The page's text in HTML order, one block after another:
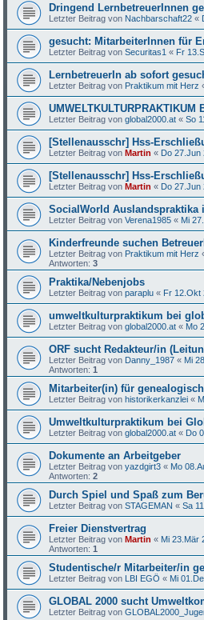
Dringend LernbetreuerInnen
Letzter Beitrag von Nachbarschaft22 «
gesucht: MitarbeiterInnen für
Letzter Beitrag vonSecuritas1 « Fr
LernbetreuerIn ab sofort
Letzter Beitrag von Praktikum mit Herz
UMWELTKULTURPRAKTIKUM
Letzter Beitrag vonglobal2000.at «So
[Stellenausschr] Hss-
Letzter Beitrag vonMartin « Do 27.Jun
[Stellenausschr] Hss-
Letzter Beitrag vonMartin « Do 27.Jun
SocialWorld Auslandspraktika
Letzter Beitrag vonVerena1985 « Mi
Kinderfreunde suchen
Letzter Beitrag von Praktikum mit Herz
Antworten:3
Praktika/Nebenjobs
Letzter Beitrag vonparaplu « Fr 12.Okt
umweltkulturpraktikum bei
Letzter Beitrag vonglobal2000.at « Mo
ORF sucht Redakteur/in
Letzter Beitrag von Danny_1987 « Mi
Antworten:1
Mitarbeiter(in) für
Letzter Beitrag vonhistorikerkanzlei «
Umweltkulturpraktikum bei
Letzter Beitrag vonglobal2000.at « Do
Dokumente an Arbeitgeber
Letzter Beitrag vonyazdgirt3 « Mo
Antworten:2
Durch Spiel und Spaß zum
Letzter Beitrag vonSTAGEMAN «Sa
Freier Dienstvertrag
Letzter Beitrag vonMartin « Mi 23.Mär
Antworten:1
Studentische/r Mitarbeiter/in
Letzter Beitrag von LBI EGÖ « Mi
GLOBAL 2000 sucht
Letzter Beitrag von